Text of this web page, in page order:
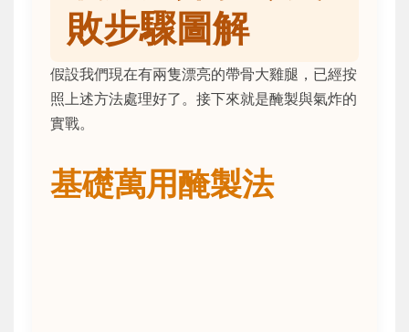
敗步驟圖解
假設我們現在有兩隻漂亮的帶骨大雞腿，已經按
照上述方法處理好了。接下來就是醃製與氣炸的
實戰。
基礎萬用醃製法